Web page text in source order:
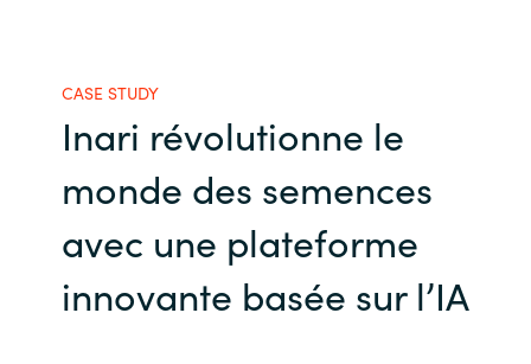
Global site
Australia
Partenaires éditeurs
Ressources
A propos de Crayon
CASE STUDY
Inari révolutionne le
monde des semences
avec une plateforme
innovante basée sur l’IA